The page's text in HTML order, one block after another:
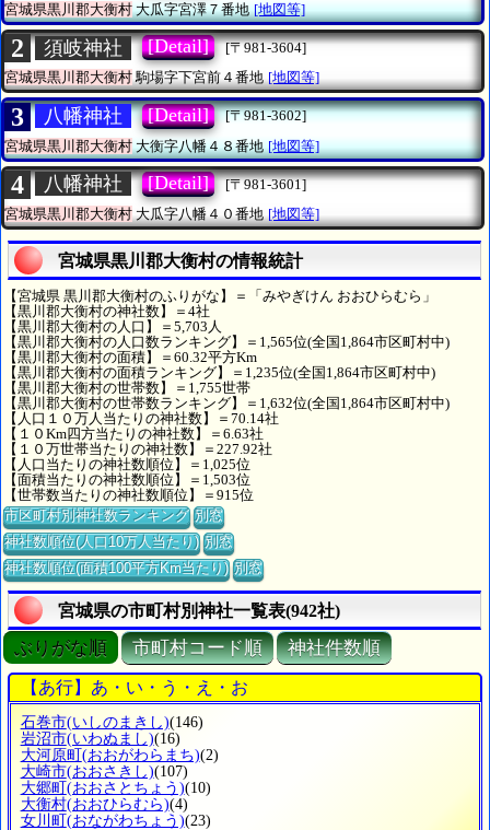
宮城県黒川郡大衡村大瓜字宮澤７番地 [地図等]
2 須岐神社 [Detail]
[〒981-3604]
宮城県黒川郡大衡村駒場字下宮前４番地 [地図等]
3 八幡神社 [Detail]
[〒981-3602]
宮城県黒川郡大衡村大衡字八幡４８番地 [地図等]
4 八幡神社 [Detail]
[〒981-3601]
宮城県黒川郡大衡村 大瓜字八幡４０番地 [地図等]
宮城県黒川郡大衡村の情報統計
【宮城県 黒川郡大衡村のふりがな】＝「みやぎけん おおひらむら」
【黒川郡大衡村の神社数】＝4社
【黒川郡大衡村の人口】＝5,703人
【黒川郡大衡村の人口数ランキング】＝1,565位(全国1,864市区町村中)
【黒川郡大衡村の面積】＝60.32平方Km
【黒川郡大衡村の面積ランキング】＝1,235位(全国1,864市区町村中)
【黒川郡大衡村の世帯数】＝1,755世帯
【黒川郡大衡村の世帯数ランキング】＝1,632位(全国1,864市区町村中)
【人口１０万人当たりの神社数】＝70.14社
【１０Km四方当たりの神社数】＝6.63社
【１０万世帯当たりの神社数】＝227.92社
【人口当たりの神社数順位】＝1,025位
【面積当たりの神社数順位】＝1,503位
【世帯数当たりの神社数順位】＝915位
市区町村別神社数ランキング 別窓
神社数順位(人口10万人当たり) 別窓
神社数順位(面積100平方Km当たり) 別窓
宮城県の市町村別神社一覧表(942社)
ぶりがな順 市町村コード順 神社件数順
【あ行】あ・い・う・え・お
石巻市(いしのまきし)(146)
岩沼市(いわぬまし)(16)
大河原町(おおがわらまち)(2)
大崎市(おおさきし)(107)
大郷町(おおさとちょう)(10)
大衡村(おおひらむら)(4)
女川町(おながわちょう)(23)